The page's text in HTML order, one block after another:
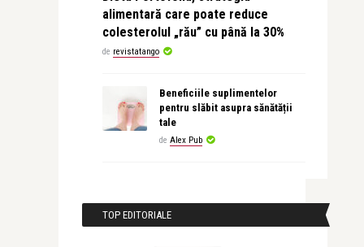
alimentară care poate reduce
colesterolul „rău” cu până la 30%
de revistatango
Beneficiile suplimentelor
pentru slăbit asupra sănătății
tale
de Alex Pub
TOP EDITORIALE